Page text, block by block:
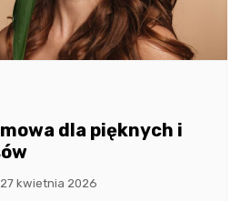
dla pięknych i
27 kwietnia 2026